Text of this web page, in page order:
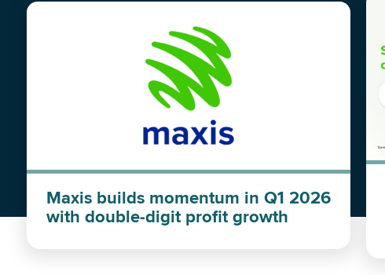
Maxis builds momentum in Q1 2026
with double-digit profit growth